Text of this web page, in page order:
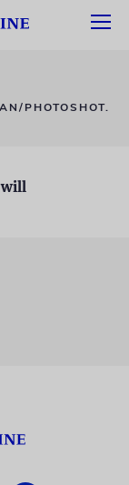
PHOTOSHOT.
will